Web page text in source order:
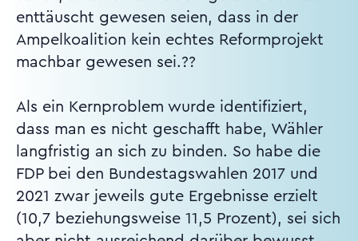
enttäuscht gewesen seien, dass in der
Ampelkoalition kein echtes Reformprojekt
machbar gewesen sei.??
Als ein Kernproblem wurde identifiziert,
dass man es nicht geschafft habe, Wähler
langfristig an sich zu binden. So habe die
FDP bei den Bundestagswahlen 2017 und
2021 zwar jeweils gute Ergebnisse erzielt
(10,7 beziehungsweise 11,5 Prozent), sei sich